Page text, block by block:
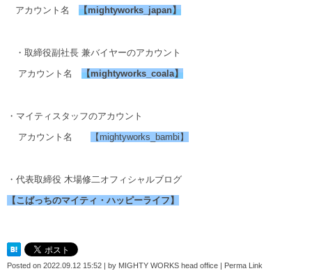
アカウント名 【mightyworks_japan】
・取締役副社長 兼バイヤーのアカウント
アカウント名 【mightyworks_coala】
・マイティスタッフのアカウント
アカウント名 【mightyworks_bambi】
・代表取締役 木場修二オフィシャルブログ
【こばっちのマイティ・ハッピーライフ】
Posted on 2022.09.12 15:52 by MIGHTY WORKS head office Perma Link